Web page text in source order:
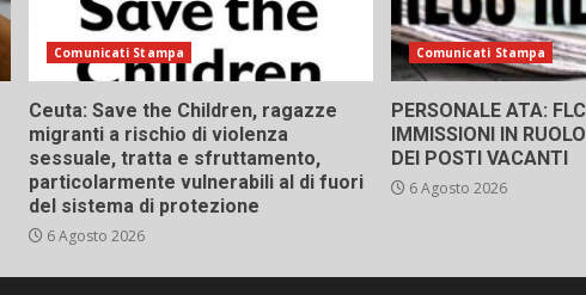
Comunicati Stampa
Ceuta: Save the Children, ragazze
migranti a rischio di violenza
sessuale, tratta e sfruttamento,
particolarmente vulnerabili al di fuori
del sistema di protezione
6 Agosto 2026
Comunicati Stampa
PERSONALE ATA:
IMMISSIONI IN
DEI POSTI VACANTI
6 Agosto 2026